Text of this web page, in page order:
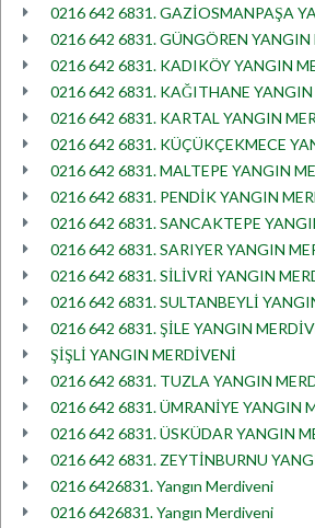
0216 642 6831. GAZİOSMANPAŞA
0216 642 6831. GÜNGÖREN YANGIN
0216 642 6831. KADIKÖY YANGIN
0216 642 6831. KAĞITHANE
0216 642 6831. KARTAL YANGIN
0216 642 6831. KÜÇÜKÇEKMECE
0216 642 6831. MALTEPE YANGIN
0216 642 6831. PENDİK YANGIN
0216 642 6831. SANCAKTEPE
0216 642 6831. SARIYER YANGIN
0216 642 6831. SİLİVRİ YANGIN
0216 642 6831. SULTANBEYLİ
0216 642 6831. ŞİLE YANGIN
ŞİŞLİ YANGIN MERDİVENİ
0216 642 6831. TUZLA YANGIN
0216 642 6831. ÜMRANİYE YANGIN
0216 642 6831. ÜSKÜDAR YANGIN
0216 642 6831. ZEYTİNBURNU
0216 6426831. Yangın Merdiveni
0216 6426831. Yangın Merdiveni